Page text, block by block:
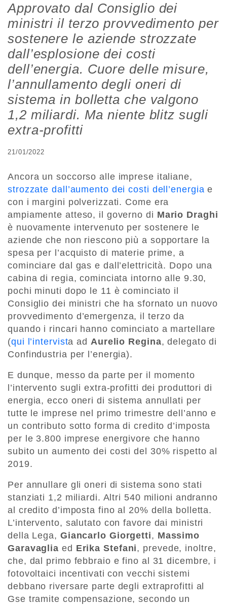
Approvato dal Consiglio dei
ministri il terzo provvedimento per
sostenere le aziende strozzate
dall’esplosione dei costi
dell’energia. Cuore delle misure,
l’annullamento degli oneri di
sistema in bolletta che valgono
1,2 miliardi. Ma niente blitz sugli
extra-profitti
21/01/2022
Ancora un soccorso alle imprese italiane,
strozzate dall’aumento dei costi dell’energia e
con i margini polverizzati. Come era
ampiamente atteso, il governo di Mario Draghi
è nuovamente intervenuto per sostenere le
aziende che non riescono più a sopportare la
spesa per l’acquisto di materie prime, a
cominciare dal gas e dall’elettricità. Dopo una
cabina di regia, cominciata intorno alle 9.30,
pochi minuti dopo le 11 è cominciato il
Consiglio dei ministri che ha sfornato un nuovo
provvedimento d’emergenza, il terzo da
quando i rincari hanno cominciato a martellare
(qui l’intervista ad Aurelio Regina, delegato di
Confindustria per l’energia).
E dunque, messo da parte per il momento
l’intervento sugli extra-profitti dei produttori di
energia, ecco oneri di sistema annullati per
tutte le imprese nel primo trimestre dell’anno e
un contributo sotto forma di credito d’imposta
per le 3.800 imprese energivore che hanno
subito un aumento dei costi del 30% rispetto al
2019.
Per annullare gli oneri di sistema sono stati
stanziati 1,2 miliardi. Altri 540 milioni andranno
al credito d’imposta fino al 20% della bolletta.
L’intervento, salutato con favore dai ministri
della Lega, Giancarlo Giorgetti, Massimo
Garavaglia ed Erika Stefani, prevede, inoltre,
che, dal primo febbraio e fino al 31 dicembre, i
fotovoltaici incentivati con vecchi sistemi
debbano riversare parte degli extraprofitti al
Gse tramite compensazione, secondo un